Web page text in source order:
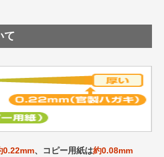
て
0.22mm、コピー用紙は約0.08mm